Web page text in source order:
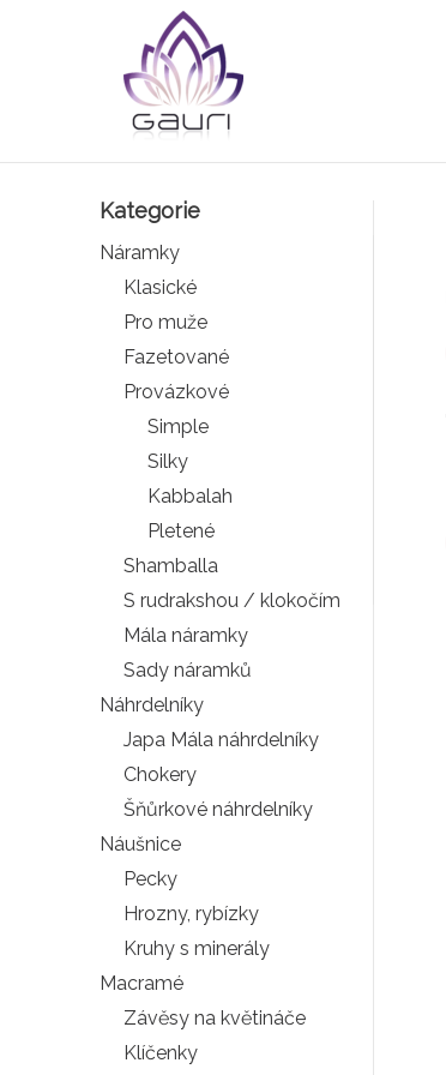
Kategorie
Náramky
Klasické
Pro muže
Fazetované
Provázkové
Simple
Silky
Kabbalah
Pletené
Shamballa
S rudrakshou / klokočím
Mála náramky
Sady náramků
Náhrdelníky
Japa Mála náhrdelníky
Chokery
Šňůrkové náhrdelníky
Náušnice
Pecky
Hrozny, rybízky
Kruhy s minerály
Macramé
Závěsy na květináče
Klíčenky